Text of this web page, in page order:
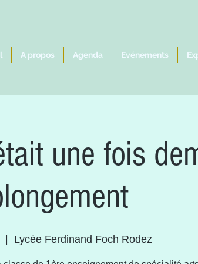
A propos Agenda Evénements
une fois
Lycée Ferdinand Foch Rodez